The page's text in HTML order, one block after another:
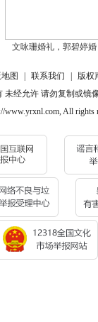
文咏珊婚礼，郭碧婷婚
图 联系我们 版权
未经允许 请勿复制或镜
www.yrxnl.com, All rights